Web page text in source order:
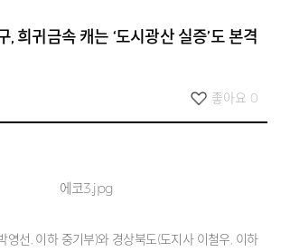
, 희귀금속 캐는 ‘도시광산 실증’도 본격
좋아요 0
영선, 이하 중기부)와 경상북도(도지사 이철우, 이하